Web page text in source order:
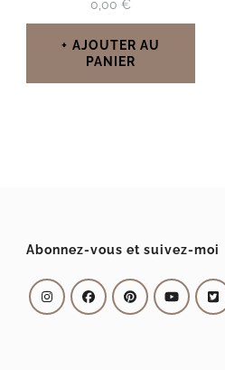
0,00€
AJOUTER AU
PANIER
Abonnez-vous et suivez-moi